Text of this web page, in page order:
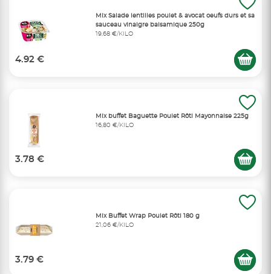
Mix Salade lentilles poulet & avocat oeufs durs et sa
sauceau vinaigre balsamique 250g
19,68 €/KILO
4.92 €
Mix buffet Baguette Poulet Rôti Mayonnaise 225g
16,80 €/KILO
3.78 €
Mix Buffet Wrap Poulet Rôti 180 g
21,06 €/KILO
3.79 €